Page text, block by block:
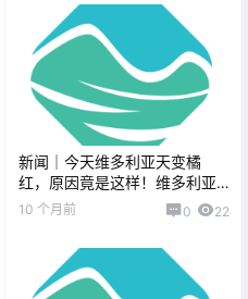
新闻｜今天维多利亚天变橘
红，原因竟是这样！维多利亚
关闭了四个邮政服务点！
10 个月前 0 22